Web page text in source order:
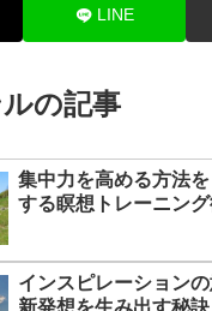
LINE
の記事
集中力を高める方法
する瞑想トレーニン
インスピレーション
新発想を生み出す秘訣